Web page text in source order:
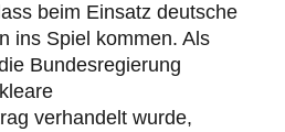
beim Einsatz deutsche
ins Spiel kommen. Als
Bundesregierung
verhandelt wurde,